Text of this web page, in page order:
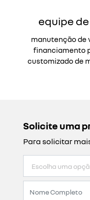
equipe
manutenção de
financiamento
customizado de
Solicite uma
Para solicitar